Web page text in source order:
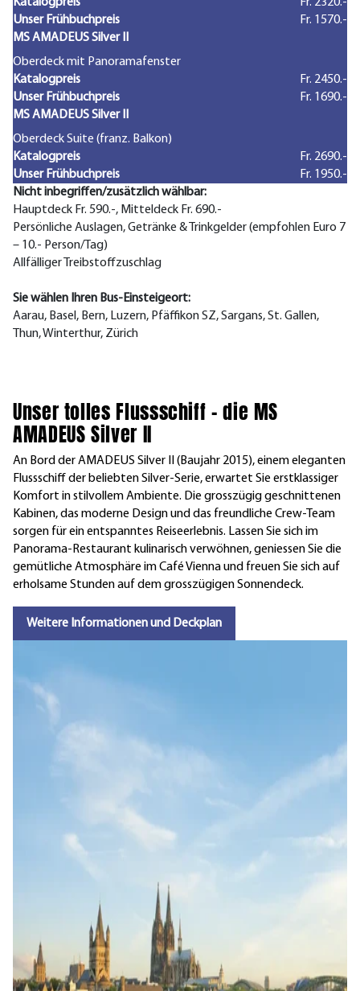
Unser Frühbuchpreis
Fr. 1570.-
MS AMADEUS Silver II
Oberdeck mit Panoramafenster
Katalogpreis
Fr. 2450.-
Unser Frühbuchpreis
Fr. 1690.-
MS AMADEUS Silver II
Oberdeck Suite (franz. Balkon)
Katalogpreis
Fr. 2690.-
Unser Frühbuchpreis
Fr. 1950.-
Nicht inbegriffen/zusätzlich wählbar:
Hauptdeck Fr. 590.-, Mitteldeck Fr. 690.-
Persönliche Auslagen, Getränke & Trinkgelder (empfohlen Euro 7
– 10.- Person/Tag)
Allfälliger Treibstoffzuschlag
Sie wählen Ihren Bus-Einsteigeort:
Aarau, Basel, Bern, Luzern, Pfäffikon SZ, Sargans, St. Gallen,
Thun, Winterthur, Zürich
Unser tolles Flussschiff – die MS
AMADEUS Silver II
An Bord der AMADEUS Silver II (Baujahr 2015), einem eleganten
Flussschiff der beliebten Silver-Serie, erwartet Sie erstklassiger
Komfort in stilvollem Ambiente. Die grosszügig geschnittenen
Kabinen, das moderne Design und das freundliche Crew-Team
sorgen für ein entspanntes Reiseerlebnis. Lassen Sie sich im
Panorama-Restaurant kulinarisch verwöhnen, geniessen Sie die
gemütliche Atmosphäre im Café Vienna und freuen Sie sich auf
erholsame Stunden auf dem grosszügigen Sonnendeck.
Weitere Informationen und Deckplan